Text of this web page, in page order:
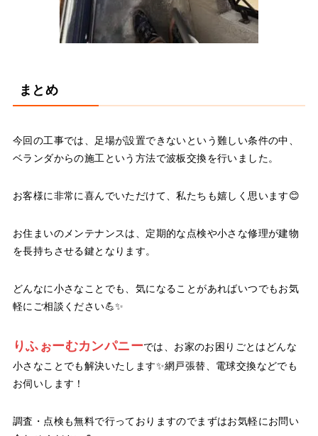
まとめ
今回の工事では、足場が設置できないという難しい条件の中、
ベランダからの施工という方法で波板交換を行いました。
お客様に非常に喜んでいただけて、私たちも嬉しく思います😊
お住まいのメンテナンスは、定期的な点検や小さな修理が建物
を長持ちさせる鍵となります。
どんなに小さなことでも、気になることがあればいつでもお気
軽にご相談ください💪✨
りふぉーむカンパニーでは、お家のお困りごとはどんな
小さなことでも解決いたします✨網戸張替、電球交換などでも
お伺いします！
調査・点検も無料で行っておりますのでまずはお気軽にお問い